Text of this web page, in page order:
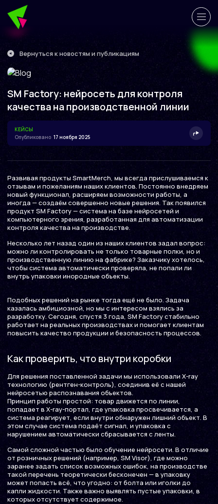
Вернуться к новостям и публикациям
SM Factory: нейросеть для контроля
качества на производственной линии
КЕЙСЫ
Опубликовано 17 ноября 2025
Развивая продукты SmartMerch, мы всегда прислушиваемся к
отзывам и пожеланиям наших клиентов. Постоянно внедряем
новый функционал, расширяем возможности работы, а
иногда — создаём совершенно новые решения. Так появился
продукт SM Factory — система на базе нейросетей и
компьютерного зрения, разработанная для автоматизации
контроля качества на производстве.
Несколько лет назад один из наших клиентов задал вопрос:
можно ли контролировать не только товарные полки, но и
производственную линию на фабрике? Заказчику хотелось,
чтобы система автоматически проверяла, не попали ли
внутрь упаковки инородные объекты.
Подобных решений на рынке тогда ещё не было. Задача
казалась амбициозной, но мы с интересом взялись за
разработку. Сегодня, спустя 3 года, SM Factory стабильно
работает на реальных производствах и помогает клиентам
повысить качество продукции и безопасность процессов.
Как проверить, что внутри коробки
Для решения поставленной задачи мы использовали X-ray
технологию (рентген-контроль), соединив её с нашей
нейросетью распознавания объектов.
Принцип работы простой: товар движется по линии,
попадает в X-ray-портал, где упаковка просвечивается, а
система реагирует, если внутри обнаружен лишний объект. В
этом случае система подаёт сигнал, и упаковка с
нарушением автоматически сбрасывается с ленты.
Самой сложной частью было обучение нейросети. В отличие
от розничных решений (например, SM Visor), где можно
заранее задать список возможных ошибок, на производстве
такой перечень теоретически бесконечен — в упаковку
может попасть всё, что угодно: от болта или иголки до
капли жидкости. Также важно выявлять пустые упаковки, в
которых отсутствует содержимое.